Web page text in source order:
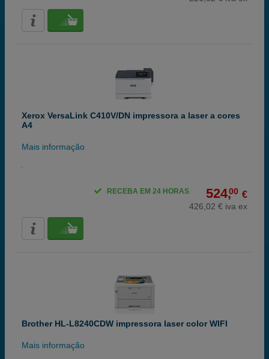
Xerox VersaLink C410V/DN impressora a laser a cores
A4
Mais informação
524,00 €
426,02 € iva ex
RECEBA EM 24 HORAS
Brother HL-L8240CDW impressora laser color WIFI
Mais informação